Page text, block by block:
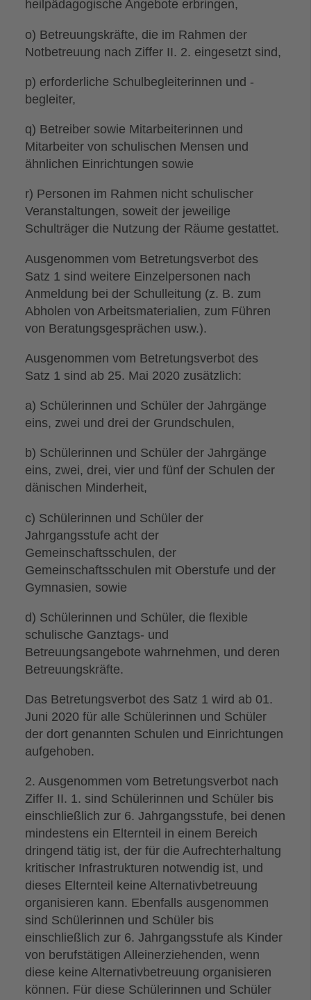
heilpädagogische Angebote erbringen,
o) Betreuungskräfte, die im Rahmen der
Notbetreuung nach Ziffer II. 2. eingesetzt sind,
p) erforderliche Schulbegleiterinnen und -
begleiter,
q) Betreiber sowie Mitarbeiterinnen und
Mitarbeiter von schulischen Mensen und
ähnlichen Einrichtungen sowie
r) Personen im Rahmen nicht schulischer
Veranstaltungen, soweit der jeweilige
Schulträger die Nutzung der Räume gestattet.
Ausgenommen vom Betretungsverbot des
Satz 1 sind weitere Einzelpersonen nach
Anmeldung bei der Schulleitung (z. B. zum
Abholen von Arbeitsmaterialien, zum Führen
von Beratungsgesprächen usw.).
Ausgenommen vom Betretungsverbot des
Satz 1 sind ab 25. Mai 2020 zusätzlich:
a) Schülerinnen und Schüler der Jahrgänge
eins, zwei und drei der Grundschulen,
b) Schülerinnen und Schüler der Jahrgänge
eins, zwei, drei, vier und fünf der Schulen der
dänischen Minderheit,
c) Schülerinnen und Schüler der
Jahrgangsstufe acht der
Gemeinschaftsschulen, der
Gemeinschaftsschulen mit Oberstufe und der
Gymnasien, sowie
d) Schülerinnen und Schüler, die flexible
schulische Ganztags- und
Betreuungsangebote wahrnehmen, und deren
Betreuungskräfte.
Das Betretungsverbot des Satz 1 wird ab 01.
Juni 2020 für alle Schülerinnen und Schüler
der dort genannten Schulen und Einrichtungen
aufgehoben.
2. Ausgenommen vom Betretungsverbot nach
Ziffer II. 1. sind Schülerinnen und Schüler bis
einschließlich zur 6. Jahrgangsstufe, bei denen
mindestens ein Elternteil in einem Bereich
dringend tätig ist, der für die Aufrechterhaltung
kritischer Infrastrukturen notwendig ist, und
dieses Elternteil keine Alternativbetreuung
organisieren kann. Ebenfalls ausgenommen
sind Schülerinnen und Schüler bis
einschließlich zur 6. Jahrgangsstufe als Kinder
von berufstätigen Alleinerziehenden, wenn
diese keine Alternativbetreuung organisieren
können. Für diese Schülerinnen und Schüler